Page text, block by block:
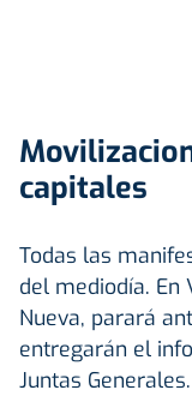
capitales
Todas las
del mediodía. En
Nueva, parará
entregarán el
Juntas Generales.